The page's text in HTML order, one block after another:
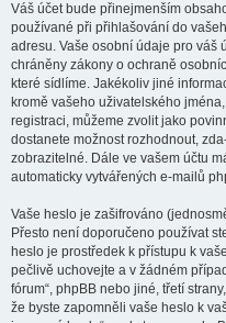
Váš účet bude přinejmenším
používané při přihlašování do
adresu. Vaše osobní údaje pro váš
chráněny zákony o ochraně
které sídlíme. Jakékoliv jiné
kromě vašeho uživatelského
registraci, můžeme zvolit jako
dostanete možnost rozhodnout,
zobrazitelné. Dále ve vašem účtu
automaticky vytvářených e-mailů
Vaše heslo je zašifrováno
Přesto není doporučeno používat
heslo je prostředek k přístupu k
pečlivě uchovejte a v žádném
fórum“, phpBB nebo jiné, třetí
že byste zapomněli vaše heslo k